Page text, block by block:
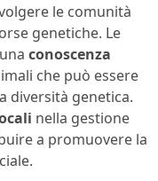
le comunità
genetiche. Le
conoscenza
che può essere
diversità genetica.
nella gestione
a promuovere la